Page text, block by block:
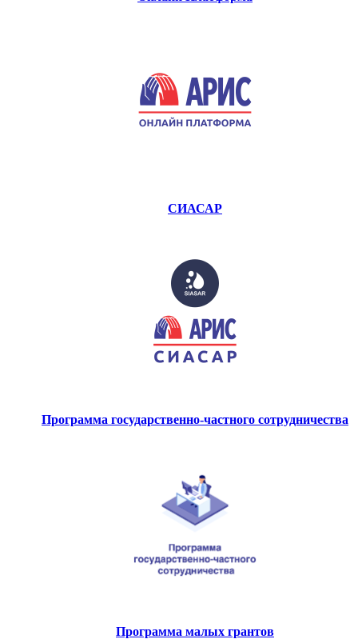
СИАСАР
Программа государственно-частного сотрудничества
Программа малых грантов